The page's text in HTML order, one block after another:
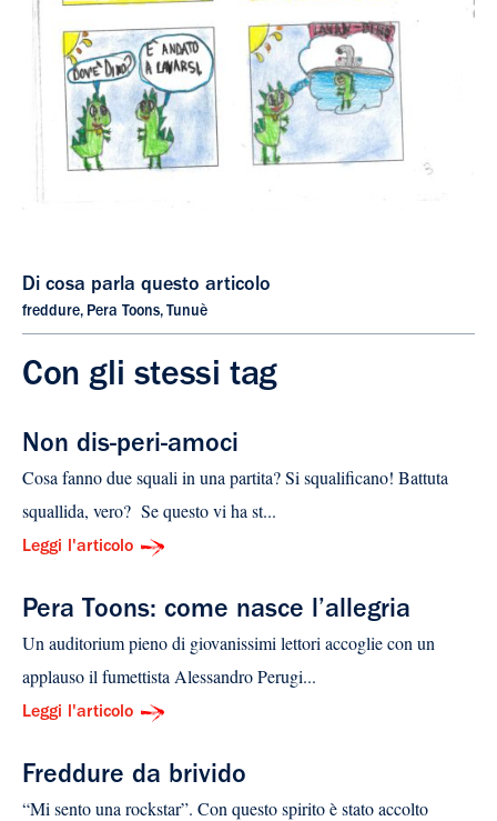
Di cosa parla questo articolo
freddure, Pera Toons, Tunuè
Con gli stessi tag
Non dis-peri-amoci
Cosa fanno due squali in una partita? Si squalificano! Battuta
squallida, vero? Se questo vi ha st...
Leggi l'articolo
Pera Toons: come nasce l’allegria
Un auditorium pieno di giovanissimi lettori accoglie con un
applauso il fumettista Alessandro Perugi...
Leggi l'articolo
Freddure da brivido
“Mi sento una rockstar”. Con questo spirito è stato accolto